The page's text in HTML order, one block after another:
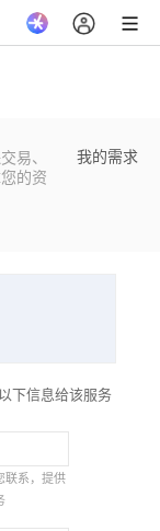
易、
的资
我的需求
下信息给该服务
联系，提供